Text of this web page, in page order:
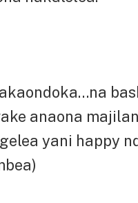
anaona
yani happy